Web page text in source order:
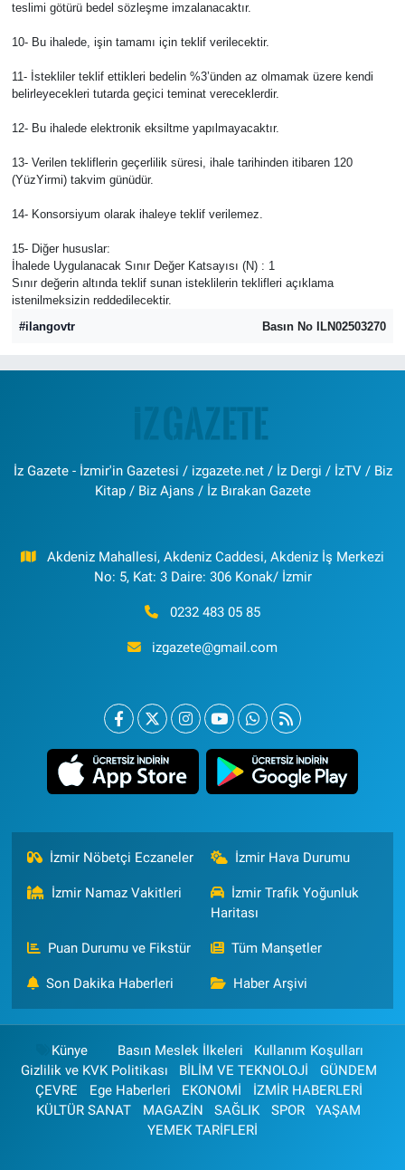
teslimi götürü bedel sözleşme imzalanacaktır.
10- Bu ihalede, işin tamamı için teklif verilecektir.
11- İstekliler teklif ettikleri bedelin %3’ünden az olmamak üzere kendi
belirleyecekleri tutarda geçici teminat vereceklerdir.
12- Bu ihalede elektronik eksiltme yapılmayacaktır.
13- Verilen tekliflerin geçerlilik süresi, ihale tarihinden itibaren 120
(YüzYirmi) takvim günüdür.
14- Konsorsiyum olarak ihaleye teklif verilemez.
15- Diğer hususlar:
İhalede Uygulanacak Sınır Değer Katsayısı (N) : 1
Sınır değerin altında teklif sunan isteklilerin teklifleri açıklama
istenilmeksizin reddedilecektir.
#ilangovtr
Basın No ILN02503270
İz Gazete - İzmir'in Gazetesi / izgazete.net / İz Dergi / İzTV / Biz
Kitap / Biz Ajans / İz Bırakan Gazete
Akdeniz Mahallesi, Akdeniz Caddesi, Akdeniz İş Merkezi
No: 5, Kat: 3 Daire: 306 Konak/ İzmir
0232 483 05 85
izgazete@gmail.com
İzmir Nöbetçi Eczaneler İzmir Hava Durumu
İzmir Namaz Vakitleri
İzmir Trafik Yoğunluk
Haritası
Puan Durumu ve Fikstür Tüm Manşetler
Son Dakika Haberleri Haber Arşivi
Künye Basın Meslek İlkeleri
Kullanım Koşulları
Gizlilik ve KVK Politikası
BİLİM VE TEKNOLOJİ
GÜNDEM
ÇEVRE
Ege Haberleri EKONOMİ
İZMİR HABERLERİ
KÜLTÜR SANAT
MAGAZİN SAĞLIK SPOR
YAŞAM
YEMEK TARİFLERİ